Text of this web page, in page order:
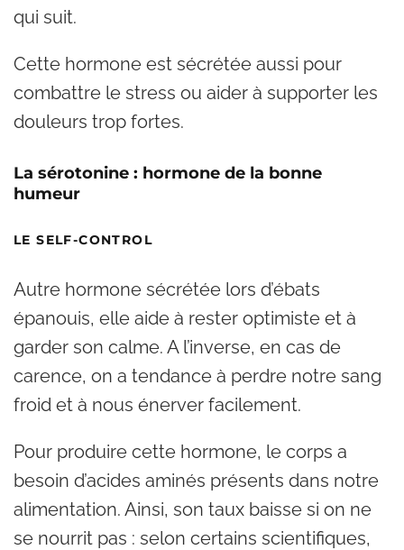
qui suit.
Cette hormone est sécrétée aussi pour
combattre le stress ou aider à supporter les
douleurs trop fortes.
La sérotonine : hormone de la bonne
humeur
LE SELF-CONTROL
Autre hormone sécrétée lors d’ébats
épanouis, elle aide à rester optimiste et à
garder son calme. A l’inverse, en cas de
carence, on a tendance à perdre notre sang
froid et à nous énerver facilement.
Pour produire cette hormone, le corps a
besoin d’acides aminés présents dans notre
alimentation. Ainsi, son taux baisse si on ne
se nourrit pas : selon certains scientifiques,